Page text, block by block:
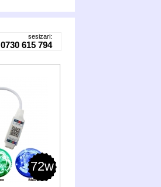
sesizari:
0730 615 794
72w